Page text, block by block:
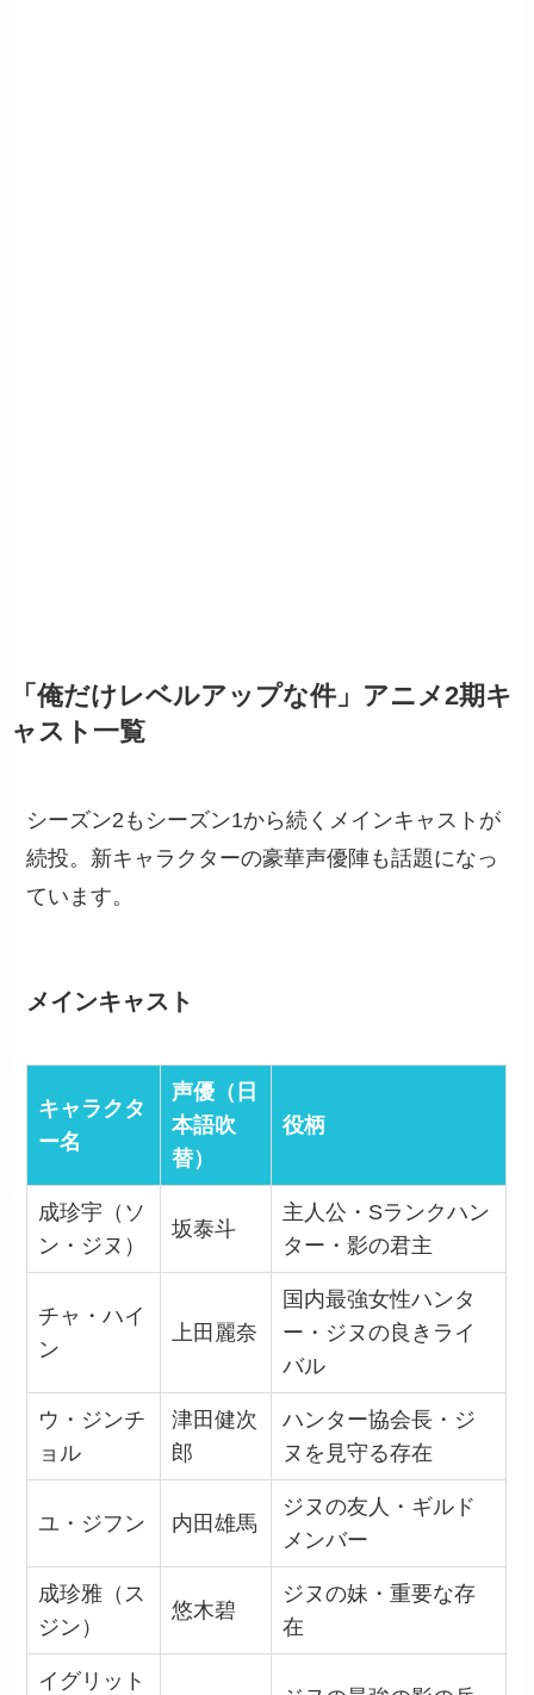
「俺だけレベルアップな件」アニメ2期キ
ャスト一覧
シーズン2もシーズン1から続くメインキャストが
続投。新キャラクターの豪華声優陣も話題になっ
ています。
メインキャスト
キャラクタ
ー名
声優（日
本語吹
替）
役柄
成珍宇（ソ
ン・ジヌ）
坂泰斗
主人公・Sランクハン
ター・影の君主
チャ・ハイ
ン
上田麗奈
国内最強女性ハンタ
ー・ジヌの良きライ
バル
ウ・ジンチ
ョル
津田健次
郎
ハンター協会長・ジ
ヌを見守る存在
ユ・ジフン 内田雄馬
ジヌの友人・ギルド
メンバー
成珍雅（ス
ジン）
悠木碧
ジヌの妹・重要な存
在
イグリット